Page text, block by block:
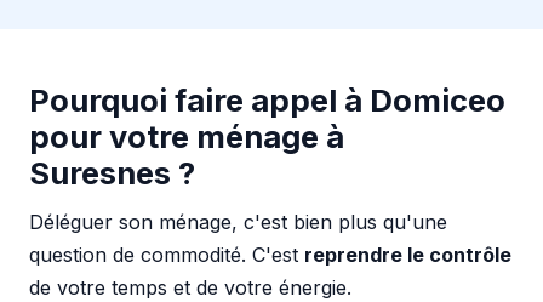
Pourquoi faire appel à Domiceo
pour votre ménage à
Suresnes ?
Déléguer son ménage, c'est bien plus qu'une
question de commodité. C'est reprendre le contrôle
de votre temps et de votre énergie.